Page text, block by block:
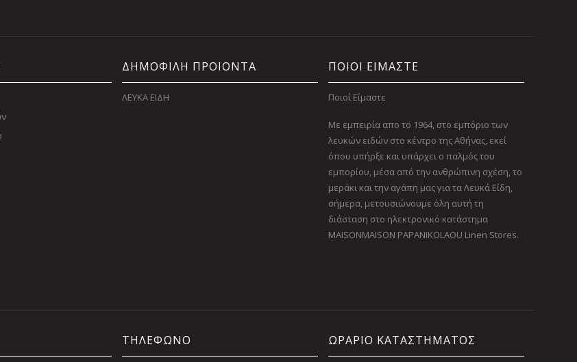
ΔΗΜΟΦΙΛΗ ΠΡΟΙΟΝΤΑ
ΛΕΥΚΑ ΕΙΔΗ
ΠΟΙΟΙ ΕΙΜΑΣΤΕ
Ποιοί Είμαστε
Με εμπειρία απο το 1964, στο εμπόριο των
λευκών ειδών στο κέντρο της Αθήνας, εκεί
όπου υπήρξε και υπάρχει ο παλμός του
εμπορίου, μέσα από την ανθρώπινη σχέση, το
μεράκι και την αγάπη μας για τα Λευκά Είδη,
σήμερα, μετουσιώνουμε όλη αυτή τη
διάσταση στο ηλεκτρονικό κατάστημα
MAISONMAISON PAPANIKOLAOU Linen Stores.
ΤΗΛΕΦΩΝΟ ΩΡΑΡΙΟ ΚΑΤΑΣΤΗΜΑΤΟΣ